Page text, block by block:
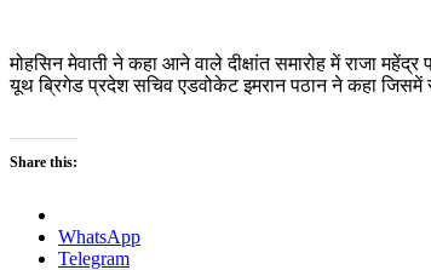
मोहसिन मेवाती ने कहा आने वाले दीक्षांत समारोह में राजा
यूथ ब्रिगेड प्रदेश सचिव एडवोकेट इमरान पठान ने कहा
Share this:
WhatsApp
Telegram